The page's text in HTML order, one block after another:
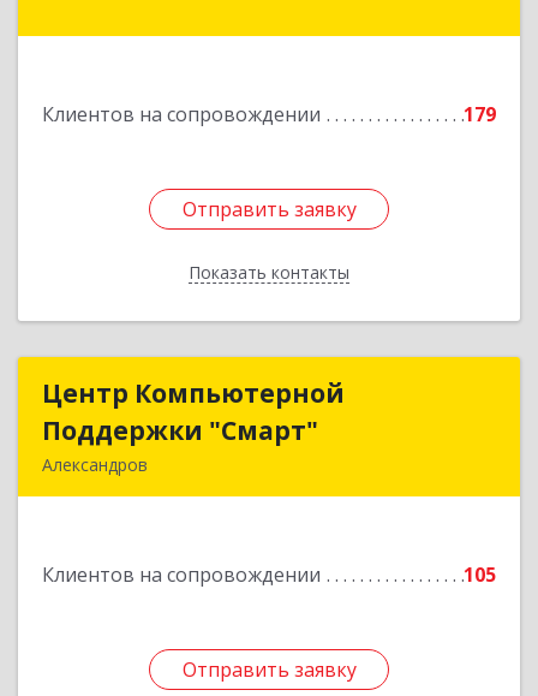
Клиентов на сопровождении 179
Отправить заявку
Показать контакты
Отправить заявку
Назад
Центр Компьютерной
Поддержки "Смарт"
Александров
Клиентов на сопровождении 105
Отправить заявку
Центр Компьютерной
Поддержки "Смарт"
Отправить заявку